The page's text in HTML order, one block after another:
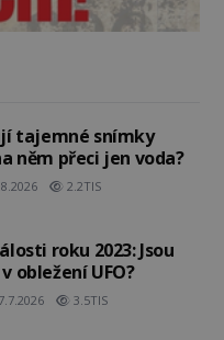
tajemné snímky
něm přeci jen voda?
2.2TIS
roku 2023: Jsou
obležení UFO?
3.5TIS